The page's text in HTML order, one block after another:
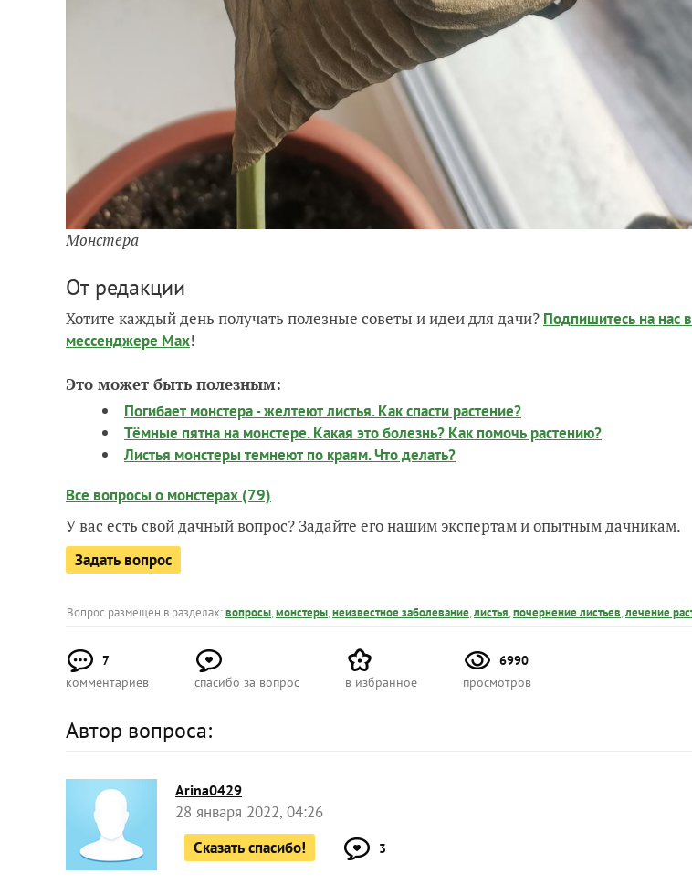
Монстера
От редакции
Хотите каждый день получать полезные советы и идеи для дачи? Подпишитесь на нас
мессенджере Max!
Это может быть полезным:
Погибает монстера - желтеют листья. Как спасти растение?
Тёмные пятна на монстере. Какая это болезнь? Как помочь растению?
Листья монстеры темнеют по краям. Что делать?
Все вопросы о монстерах (79)
У вас есть свой дачный вопрос? Задайте его нашим экспертам и опытным дачникам.
Задать вопрос
Вопрос размещен в разделах:вопросы,монстеры,неизвестное заболевание,листья,почернение листьев,лечение
7
комментариев
спасибо за вопрос в избранное
6990
просмотров
Автор вопроса:
Arina0429
28 января 2022, 04:26
Сказать спасибо!
3